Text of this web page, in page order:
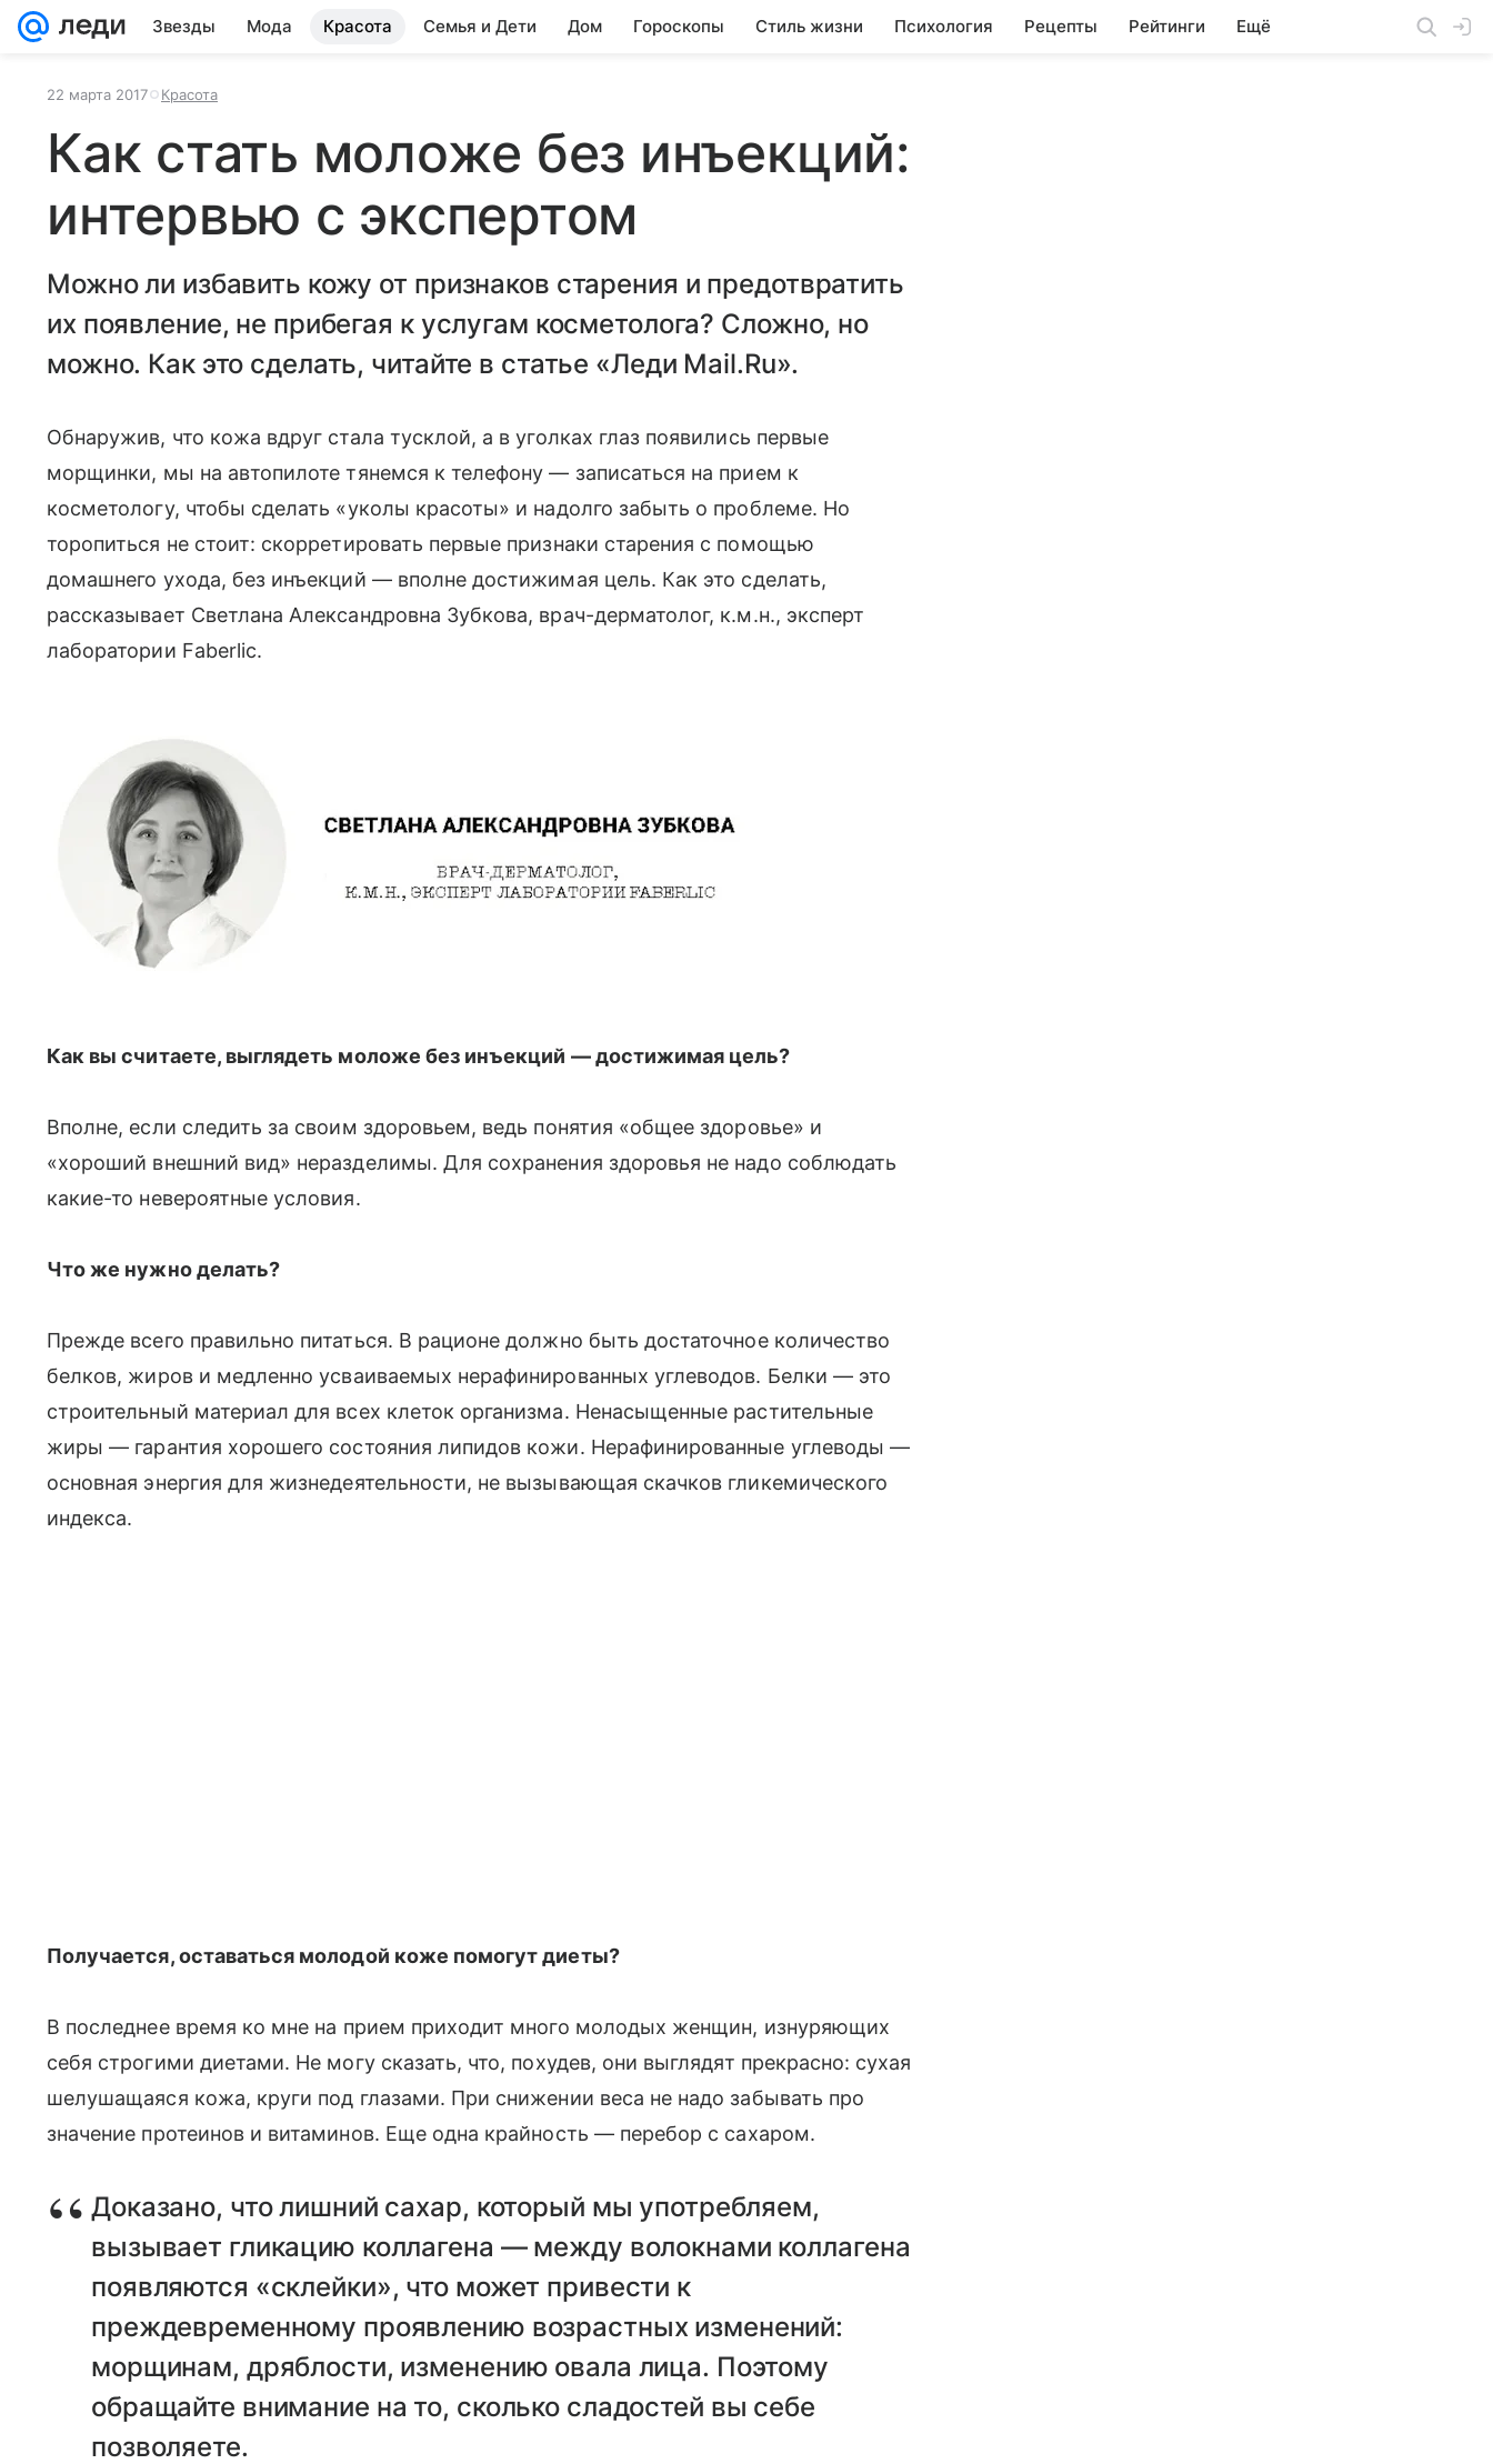
Звезды Мода Красота Семья и Дети Дом Гороскопы Стиль жизни Психология Рецепты Рейтинги Ещё
22 марта 2017 Красота
Как стать моложе без инъекций:
интервью с экспертом
Можно ли избавить кожу от признаков старения и предотвратить
их появление, не прибегая к услугам косметолога? Сложно, но
можно. Как это сделать, читайте в статье «Леди Mail.Ru».
Обнаружив, что кожа вдруг стала тусклой, а в уголках глаз появились первые
морщинки, мы на автопилоте тянемся к телефону — записаться на прием к
косметологу, чтобы сделать «уколы красоты» и надолго забыть о проблеме. Но
торопиться не стоит: скорретировать первые признаки старения с помощью
домашнего ухода, без инъекций — вполне достижимая цель. Как это сделать,
рассказывает Светлана Александровна Зубкова, врач-дерматолог, к.м.н., эксперт
лаборатории Faberlic.
Как вы считаете, выглядеть моложе без инъекций — достижимая цель?
Вполне, если следить за своим здоровьем, ведь понятия «общее здоровье» и
«хороший внешний вид» неразделимы. Для сохранения здоровья не надо соблюдать
какие-то невероятные условия.
Что же нужно делать?
Прежде всего правильно питаться. В рационе должно быть достаточное количество
белков, жиров и медленно усваиваемых нерафинированных углеводов. Белки — это
строительный материал для всех клеток организма. Ненасыщенные растительные
жиры — гарантия хорошего состояния липидов кожи. Нерафинированные углеводы —
основная энергия для жизнедеятельности, не вызывающая скачков гликемического
индекса.
Получается, оставаться молодой коже помогут диеты?
В последнее время ко мне на прием приходит много молодых женщин, изнуряющих
себя строгими диетами. Не могу сказать, что, похудев, они выглядят прекрасно: сухая
шелушащаяся кожа, круги под глазами. При снижении веса не надо забывать про
значение протеинов и витаминов. Еще одна крайность — перебор с сахаром.
Доказано, что лишний сахар, который мы употребляем,
вызывает гликацию коллагена — между волокнами коллагена
появляются «склейки», что может привести к
преждевременному проявлению возрастных изменений:
морщинам, дряблости, изменению овала лица. Поэтому
обращайте внимание на то, сколько сладостей вы себе
позволяете.